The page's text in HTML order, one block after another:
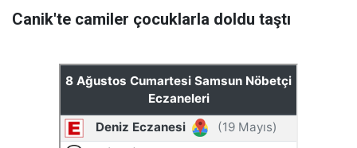
Canik'te camiler çocuklarla doldu taştı